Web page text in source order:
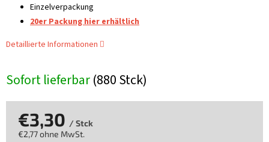
Sofort lieferbar(880 Stck)
Einzelverpackung
20er Packung hier erhältlich
Detaillierte Informationen
€3,30 / Stck
€2,77 ohne MwSt.